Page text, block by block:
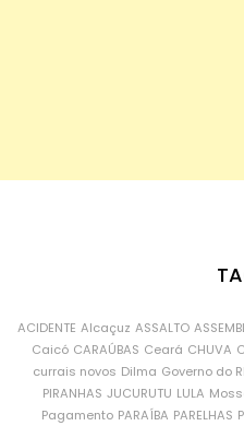
ACIDENTE Alcaçuz ASSALTO
Caicó CARAÚBAS Ceará CHUVA
currais novos Dilma Governo do
PIRANHAS JUCURUTU LULA
Pagamento PARAÍBA PARELHAS